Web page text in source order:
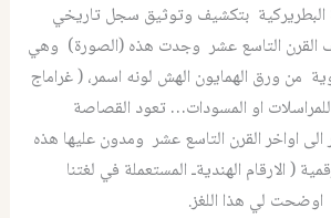
البطريركية بتكشيف وتوثيق سجل تاريخي
القرن التاسع عشر وجدت هذه (الصورة) وهي
من ورق الهمايون الهش لونه اسمر، ( غراماج
او المسودات… تعود القصاصة
الى اواخر القرن التاسع عشر ومدون عليها هذه
( الارقام الهنديةـ المستعملة في لغتنا
اوضحت لي هذا اللغز.